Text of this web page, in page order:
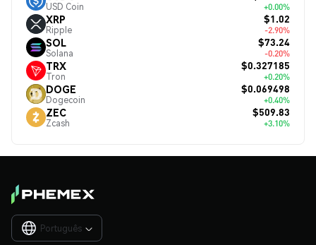
USD Coin +0.00%
XRP
Ripple
$1.02
-2.90%
SOL
Solana
$73.24
-0.20%
TRX
Tron
$0.327185
+0.20%
DOGE
Dogecoin
$0.069498
+0.40%
ZEC
Zcash
$509.83
+3.10%
Português 